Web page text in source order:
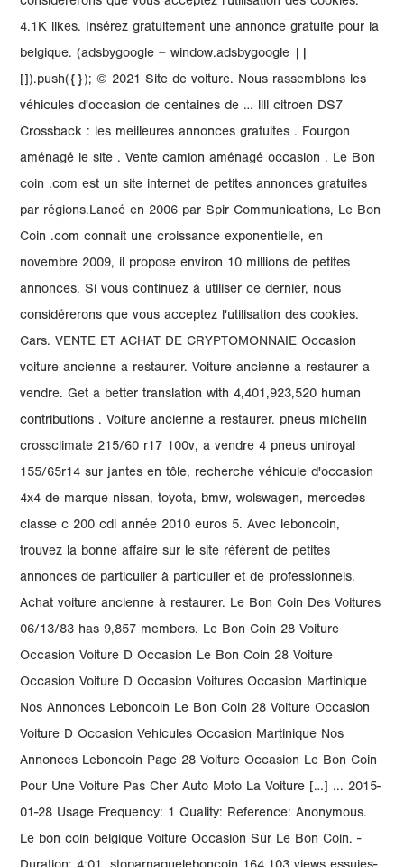
4.1K likes. Insérez gratuitement une annonce gratuite pour la
belgique. (adsbygoogle = window.adsbygoogle ||
[]).push({}); © 2021 Site de voiture. Nous rassemblons les
véhicules d'occasion de centaines de … llll citroen DS7
Crossback : les meilleures annonces gratuites . Fourgon
aménagé le site . Vente camion aménagé occasion . Le Bon
coin .com est un site internet de petites annonces gratuites
par régions.Lancé en 2006 par Spir Communications, Le Bon
Coin .com connait une croissance exponentielle, en
novembre 2009, il propose environ 10 millions de petites
annonces. Si vous continuez à utiliser ce dernier, nous
considérerons que vous acceptez l'utilisation des cookies.
Cars. VENTE ET ACHAT DE CRYPTOMONNAIE Occasion
voiture ancienne a restaurer. Voiture ancienne a restaurer a
vendre. Get a better translation with 4,401,923,520 human
contributions . Voiture ancienne a restaurer. pneus michelin
crossclimate 215/60 r17 100v, a vendre 4 pneus uniroyal
155/65r14 sur jantes en tôle, recherche véhicule d'occasion
4x4 de marque nissan, toyota, bmw, wolswagen, mercedes
classe c 200 cdi année 2010 euros 5. Avec leboncoin,
trouvez la bonne affaire sur le site référent de petites
annonces de particulier à particulier et de professionnels.
Achat voiture ancienne à restaurer. Le Bon Coin Des Voitures
06/13/83 has 9,857 members. Le Bon Coin 28 Voiture
Occasion Voiture D Occasion Le Bon Coin 28 Voiture
Occasion Voiture D Occasion Voitures Occasion Martinique
Nos Annonces Leboncoin Le Bon Coin 28 Voiture Occasion
Voiture D Occasion Vehicules Occasion Martinique Nos
Annonces Leboncoin Page 28 Voiture Occasion Le Bon Coin
Pour Une Voiture Pas Cher Auto Moto La Voiture […] ... 2015-
01-28 Usage Frequency: 1 Quality: Reference: Anonymous.
Le bon coin belgique Voiture Occasion Sur Le Bon Coin. -